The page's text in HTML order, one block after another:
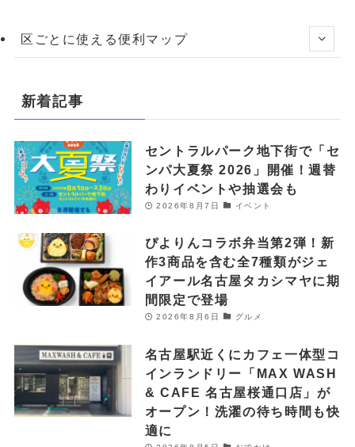
区ごとに使える便利マップ
新着記事
セントラルパーク地下街で「セ
ンパ大夏祭 2026」開催！週替
わりイベントや抽選会も
2026年8月7日 イベント
ぴよりんコラボ弁当第2弾！新
作3商品を含む全7種類がジェ
イアール名古屋タカシマヤに期
間限定で登場
2026年8月6日 グルメ
名古屋駅近くにカフェ一体型コ
インランドリー「MAX WASH
& CAFE 名古屋桜通口店」が
オープン！洗濯の待ち時間も快
適に